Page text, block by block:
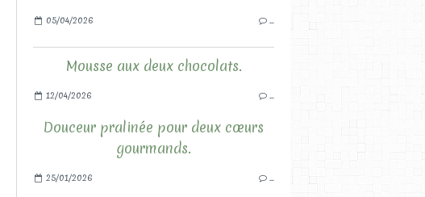
05/04/2026 …
Mousse aux deux chocolats.
12/04/2026 …
Douceur pralinée pour deux cœurs
gourmands.
25/01/2026 …